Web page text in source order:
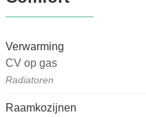
Verwarming
CV op gas
Radiatoren
Raamkozijnen